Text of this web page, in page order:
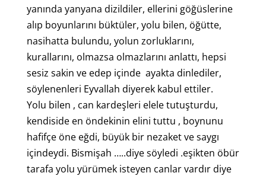
yanında yanyana dizildiler, ellerini göğüslerine
alıp boyunlarını büktüler, yolu bilen, öğütte,
nasihatta bulundu, yolun zorluklarını,
kurallarını, olmazsa olmazlarını anlattı, hepsi
sesiz sakin ve edep içinde ayakta dinlediler,
söylenenleri Eyvallah diyerek kabul ettiler.
Yolu bilen , can kardeşleri elele tutuşturdu,
kendiside en öndekinin elini tuttu , boynunu
hafifçe öne eğdi, büyük bir nezaket ve saygı
içindeydi. Bismişah …..diye söyledi .eşikten öbür
tarafa yolu yürümek isteyen canlar vardır diye